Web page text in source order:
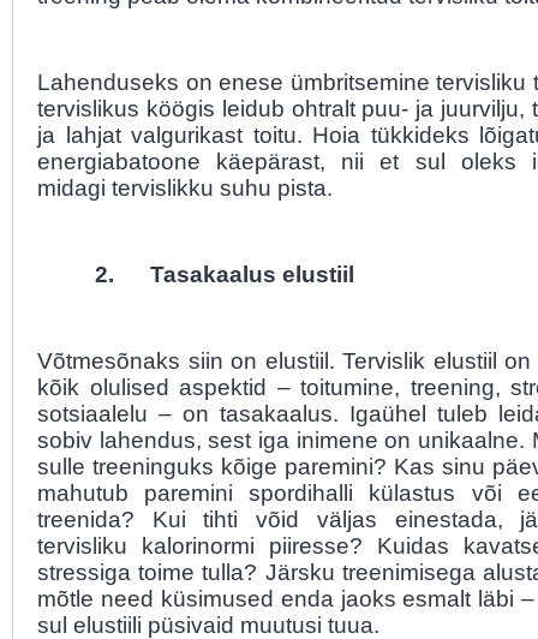
Lahenduseks on enese ümbritsemine tervisliku
tervislikus köögis leidub ohtralt puu- ja juurvilju,
ja lahjat valgurikast toitu. Hoia tükkideks
energiabatoone käepärast, nii et sul oleks
midagi tervislikku suhu pista.
2. Tasakaalus elustiil
Võtmesõnaks siin on elustiil. Tervislik elustiil
kõik olulised aspektid – toitumine, treening,
sotsiaalelu – on tasakaalus. Igaühel tuleb
sobiv lahendus, sest iga inimene on unikaalne.
sulle treeninguks kõige paremini? Kas sinu
mahutub paremini spordihalli külastus või
treenida? Kui tihti võid väljas einestada,
tervisliku kalorinormi piiresse? Kuidas
stressiga toime tulla? Järsku treenimisega
mõtle need küsimused enda jaoks esmalt läbi
sul elustiili püsivaid muutusi tuua.